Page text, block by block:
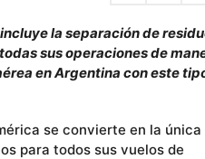
la separación de
sus operaciones de
en Argentina con este
se convierte en la única
para todos sus vuelos de